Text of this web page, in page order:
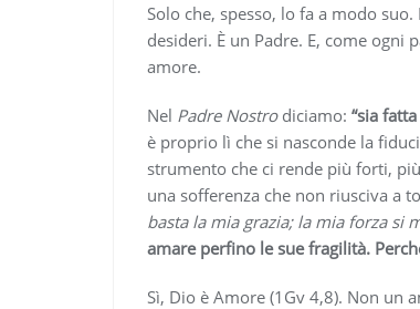
Solo che, spesso, lo fa a modo
desideri. È un Padre. E, come ogni
amore.
Nel Padre Nostrodiciamo: “sia
è proprio lì che si nasconde la
strumento che ci rende più forti,
una sofferenza che non riusciva a
basta la mia grazia; la mia forza si
amare perfino le sue fragilità.
Sì, Dio è Amore (1Gv 4,8). Non un